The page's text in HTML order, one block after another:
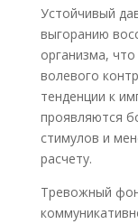
Устойчивый
выгоранию
организма,
волевого
тенденции к
проявляются
стимулов и
расчету.
Тревожный